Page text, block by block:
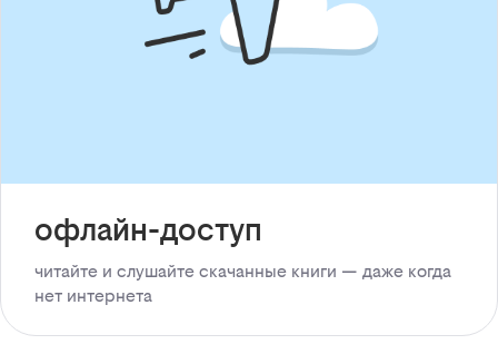
офлайн-доступ
читайте и слушайте скачанные книги — даже когда
нет интернета